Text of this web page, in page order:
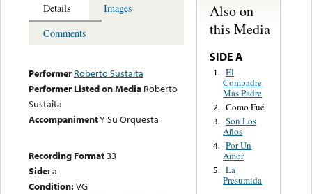
Details
Images
Comments
Performer Roberto Sustaita
Performer Listed on Media Roberto
Sustaita
AccompanimentY Su Orquesta
Recording Format33
Side:a
Condition:VG
Also on
this Media
SIDE A
1. El
Compadre
Mas Padre
2. Como Fué
3. Son Los
Años
4. Por Un
Amor
5. La
Presumida